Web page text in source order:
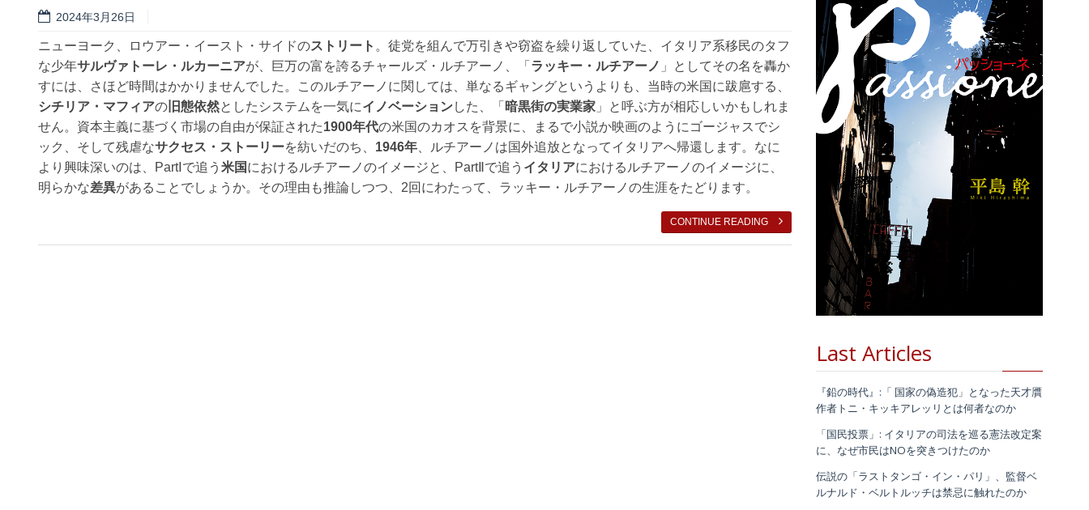
2024年3月26日
ニューヨーク、ロウアー・イースト・サイドのストリート 。徒党を組んで万引きや窃盗を繰り返していた、イタリア系移民のタフ
な少年サルヴァトーレ・ルカーニアが、巨万の富を誇るチャールズ・ルチアーノ、「 ラッキー・ルチアーノ 」としてその名を轟か
すには、さほど時間はかかりませんでした。このルチアーノに関しては、単なるギャングというよりも、当時の米国に跋扈する、
シチリア・マフィアの 旧態依然としたシステムを一気にイノベーションした、「 暗黒街の実業家 」と呼ぶ方が相応しいかもしれま
せん。資本主義に基づく市場の自由が保証された1900年代の米国のカオスを背景に、まるで小説か映画のようにゴージャスでシ
ック、そして残虐なサクセス・ストーリーを紡いだのち、 1946年 、ルチアーノは国外追放となってイタリアへ帰還します。なに
より興味深いのは、PartⅠで追う 米国におけるルチアーノのイメージと、PartⅡで追う イタリアにおけるルチアーノのイメージに、
明らかな差異があることでしょうか。その理由も推論しつつ、2回にわたって、ラッキー・ルチアーノの生涯をたどります。
CONTINUE READING
Last Articles
『鉛の時代』:「 国家の偽造犯」となった天才贋
作者トニ・キッキアレッリとは何者なのか
「国民投票」: イタリアの司法を巡る憲法改定案
に、なぜ市民はNOを突きつけたのか
伝説の「ラストタンゴ・イン・パリ」、監督ベ
ルナルド・ベルトルッチは禁忌に触れたのか